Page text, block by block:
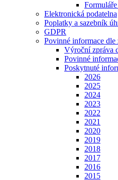
Elektronická podatelna
Poplatky a sazebník
GDPR
Povinné informace dle
Výroční zpráva
Povinné
Poskytnuté
2026
2025
2024
2023
2022
2021
2020
2019
2018
2017
2016
2015